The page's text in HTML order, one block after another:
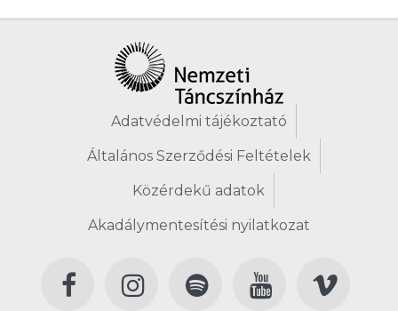
Adatvédelmi tájékoztató
Általános Szerződési Feltételek
Közérdekű adatok
Akadálymentesítési nyilatkozat